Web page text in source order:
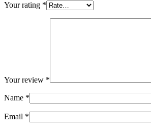
Your rating *
Your review *
Name *
Email *